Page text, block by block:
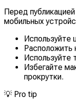
Перед
мобильных
Расположить
Используйте
Избегайте
прокрутки.
💡 Pro tip